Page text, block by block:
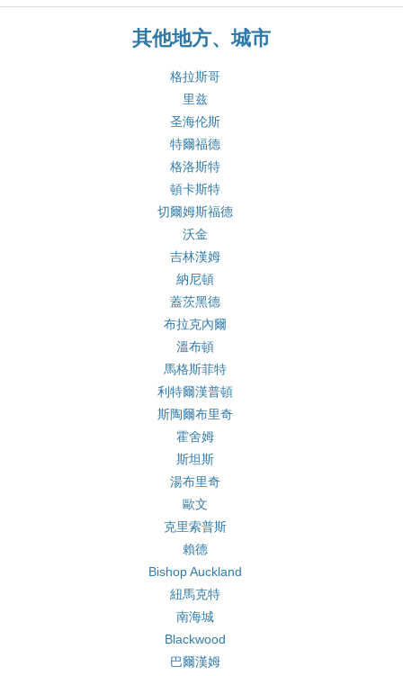
其他地方、城市
格拉斯哥
里兹
圣海伦斯
特爾福德
格洛斯特
頓卡斯特
切爾姆斯福德
沃金
吉林漢姆
納尼頓
蓋茨黑德
布拉克內爾
溫布頓
馬格斯菲特
利特爾漢普頓
斯陶爾布里奇
霍舍姆
斯坦斯
湯布里奇
歐文
克里索普斯
賴德
Bishop Auckland
紐馬克特
南海城
Blackwood
巴爾漢姆